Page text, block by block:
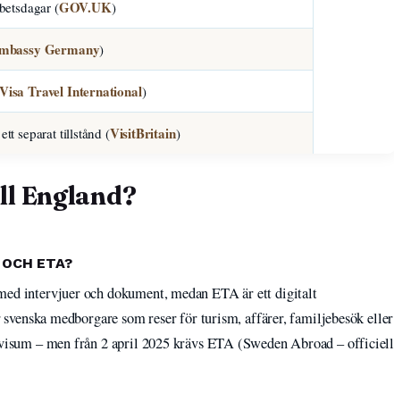
(GOV.UK)
Germany)
Visa Travel International)
separat tillstånd (VisitBritain)
England?
ETA?
intervjuer och dokument, medan ETA är ett digitalt
medborgare som reser för turism, affärer, familjebesök eller
– men från 2 april 2025 krävs ETA (Sweden Abroad – officiell